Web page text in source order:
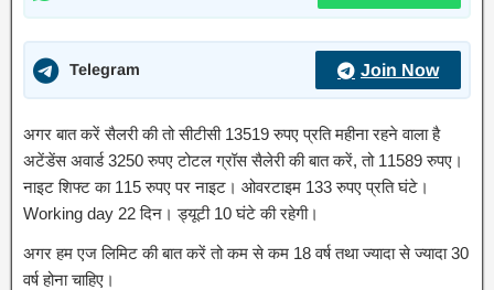
Telegram Join Now
अगर बात करें सैलरी की तो सीटीसी 13519 रुपए प्रति महीना रहने वाला है
अटेंडेंस अवार्ड 3250 रुपए टोटल ग्रॉस सैलेरी की बात करें, तो 11589 रुपए।
नाइट शिफ्ट का 115 रुपए पर नाइट। ओवरटाइम 133 रुपए प्रति घंटे।
Working day 22 दिन। ड्यूटी 10 घंटे की रहेगी।
अगर हम एज लिमिट की बात करें तो कम से कम 18 वर्ष तथा ज्यादा से ज्यादा 30
वर्ष होना चाहिए।